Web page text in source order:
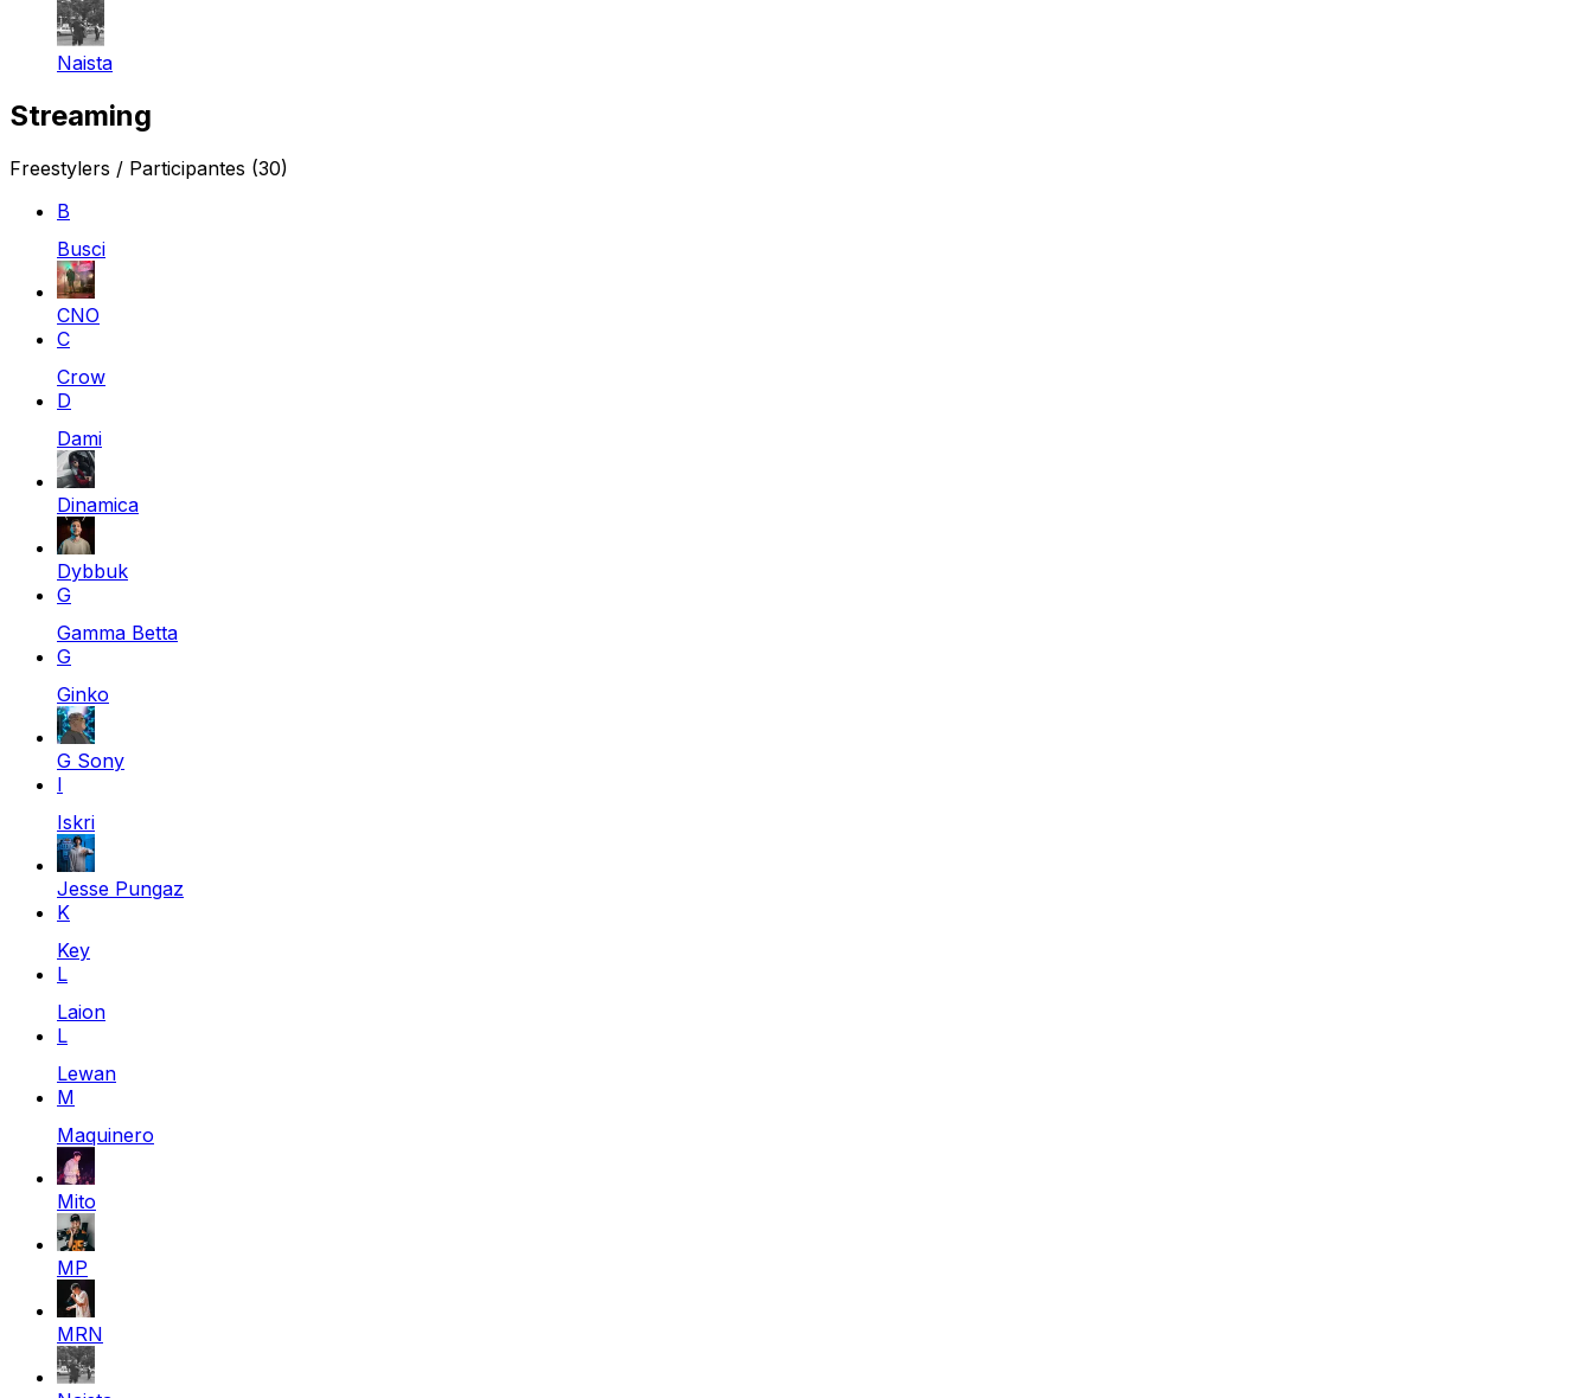
Naista
Streaming
Freestylers / Participantes (30)
B
Busci
CNO
C
Crow
D
Dami
Dinamica
Dybbuk
G
Gamma Betta
G
Ginko
G Sony
I
Iskri
Jesse Pungaz
K
Key
L
Laion
L
Lewan
M
Maquinero
Mito
MP
MRN